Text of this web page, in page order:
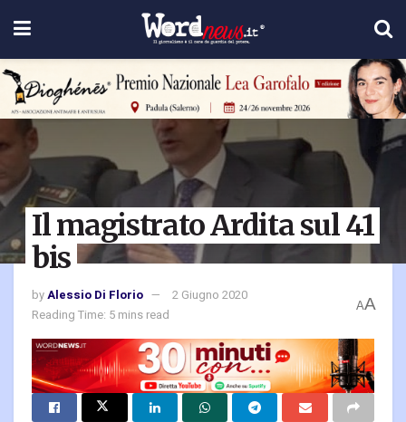
Il magistrato Ardita sul 41
bis
byAlessio Di Florio
2 Giugno 2020
Reading Time: 5 mins read
AA